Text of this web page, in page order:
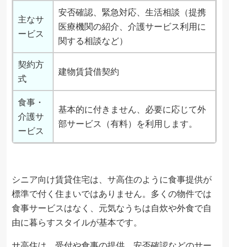
主なサ
ービス
安否確認、緊急対応、生活相談（提携
医療機関の紹介、介護サービス利用に
関する相談など）
契約方
式
建物賃貸借契約
食事・
介護サ
ービス
基本的に付きません、必要に応じて外
部サービス（有料）を利用します。
シニア向け賃貸住宅は、サ高住のように食事提供が
標準で付く住まいではありません。多くの物件では
食事サービスはなく、元気なうちは自炊や外食で自
由に暮らすスタイルが基本です。